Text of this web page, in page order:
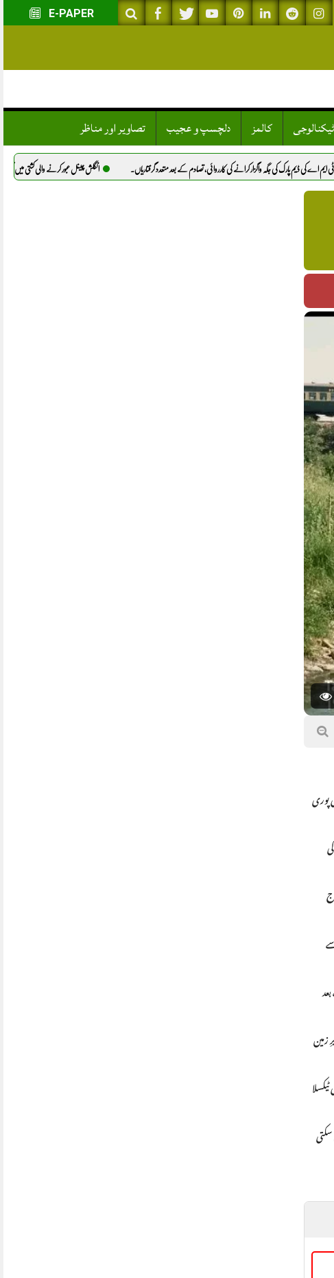
E-PAPER
ٹیکنالوجی کالمز دلچسپ و عجیب تصاویر اور مناظر
پارک کی جگہ واگزار کرانے کی کارروائی، تصادم کے بعد متعدد گرفتاریاں. انگلش چینل عبور کرنے والی کشتی میں آگ، 173 تارکینِ وطن ریسکیو.
پوری
زمین